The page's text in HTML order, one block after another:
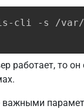
cli -s /var/
работает, то он
важными